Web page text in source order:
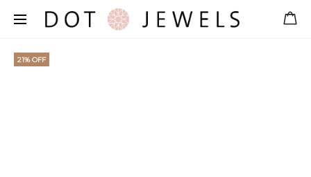
Free shipping for orders over 39 €
21% OFF